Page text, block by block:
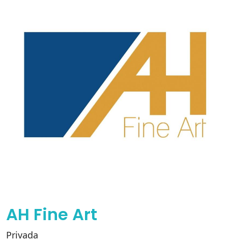
AH Fine Art
Privada